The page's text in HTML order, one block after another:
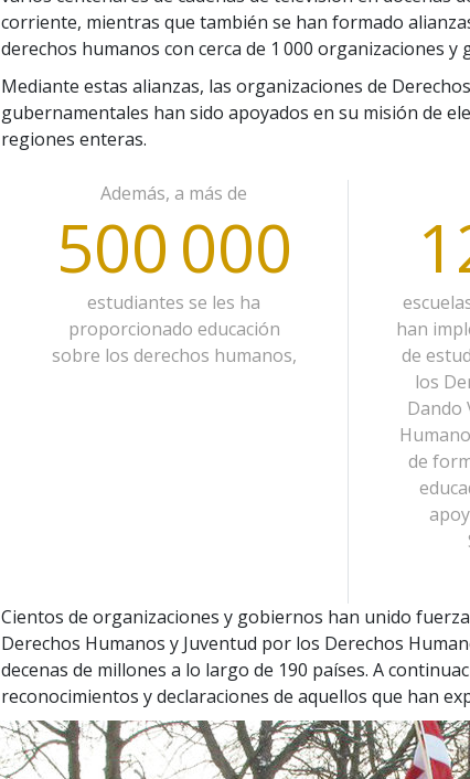
corriente, mientras que también se han formado
derechos humanos con cerca de 1 000 organizaciones y
Mediante estas alianzas, las organizaciones de
gubernamentales han sido apoyados en su misión de
regiones enteras.
Además, a más de
500 000
estudiantes se les ha
proporcionado educación
sobre los derechos humanos,
han
de
los
Dando
de
Cientos de organizaciones y gobiernos han unido
Derechos Humanos y Juventud por los Derechos
decenas de millones a lo largo de 190 países. A
reconocimientos y declaraciones de aquellos que han